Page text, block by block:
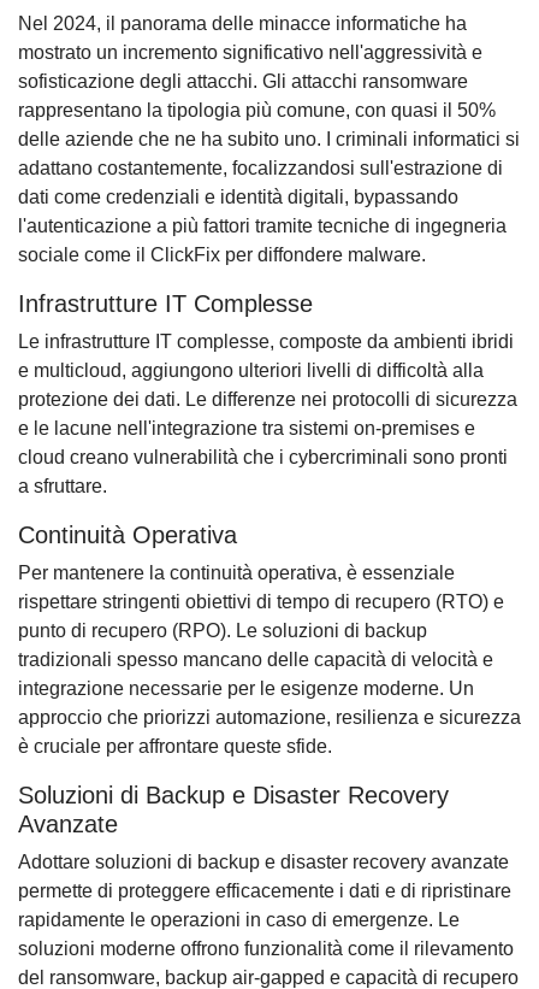
Nel 2024, il panorama delle minacce informatiche ha
mostrato un incremento significativo nell'aggressività e
sofisticazione degli attacchi. Gli attacchi ransomware
rappresentano la tipologia più comune, con quasi il 50%
delle aziende che ne ha subito uno. I criminali informatici si
adattano costantemente, focalizzandosi sull'estrazione di
dati come credenziali e identità digitali, bypassando
l'autenticazione a più fattori tramite tecniche di ingegneria
sociale come il ClickFix per diffondere malware.
Infrastrutture IT Complesse
Le infrastrutture IT complesse, composte da ambienti ibridi
e multicloud, aggiungono ulteriori livelli di difficoltà alla
protezione dei dati. Le differenze nei protocolli di sicurezza
e le lacune nell'integrazione tra sistemi on-premises e
cloud creano vulnerabilità che i cybercriminali sono pronti
a sfruttare.
Continuità Operativa
Per mantenere la continuità operativa, è essenziale
rispettare stringenti obiettivi di tempo di recupero (RTO) e
punto di recupero (RPO). Le soluzioni di backup
tradizionali spesso mancano delle capacità di velocità e
integrazione necessarie per le esigenze moderne. Un
approccio che priorizzi automazione, resilienza e sicurezza
è cruciale per affrontare queste sfide.
Soluzioni di Backup e Disaster Recovery
Avanzate
Adottare soluzioni di backup e disaster recovery avanzate
permette di proteggere efficacemente i dati e di ripristinare
rapidamente le operazioni in caso di emergenze. Le
soluzioni moderne offrono funzionalità come il rilevamento
del ransomware, backup air-gapped e capacità di recupero